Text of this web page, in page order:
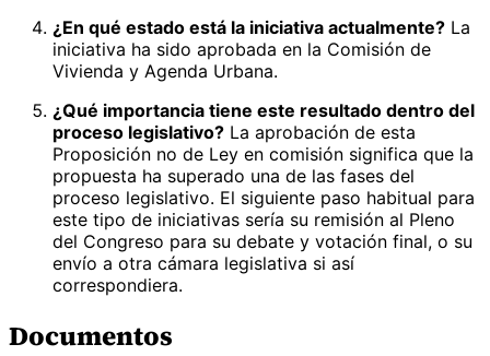
¿En qué estado está la iniciativa actualmente? La
iniciativa ha sido aprobada en la Comisión de
Vivienda y Agenda Urbana.
¿Qué importancia tiene este resultado dentro del
proceso legislativo? La aprobación de esta
Proposición no de Ley en comisión significa que la
propuesta ha superado una de las fases del
proceso legislativo. El siguiente paso habitual para
este tipo de iniciativas sería su remisión al Pleno
del Congreso para su debate y votación final, o su
envío a otra cámara legislativa si así
correspondiera.
Documentos